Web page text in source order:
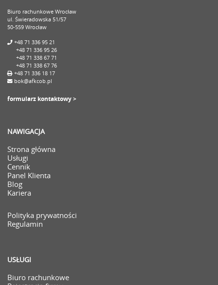
Biuro rachunkowe Wrocław
ul. Świeradowska 51/57
50-559 Wrocław
+48 71 336 95 21
+48 71 336 95 26
+48 71 338 67 71
+48 71 338 67 76
+48 71 336 18 17
bok@afkcob.pl
formularz kontaktowy >
NAWIGACJA
Strona główna
Usługi
Cennik
Panel Klienta
Blog
Kariera
Polityka prywatności
Regulamin
USŁUGI
Biuro rachunkowe